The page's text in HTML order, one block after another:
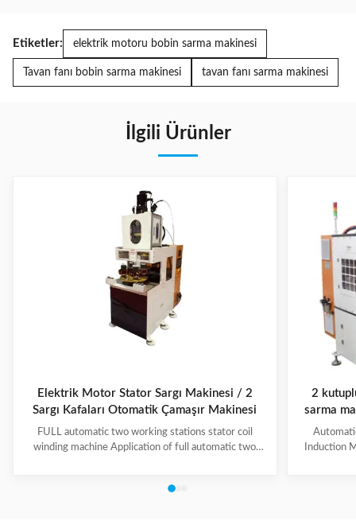
Etiketler: elektrik motoru bobin sarma makinesi
Tavan fanı bobin sarma makinesi tavan fanı sarma makinesi
İlgili Ürünler
Elektrik Motor Stator Sargı Makinesi / 2
Sargı Kafaları Otomatik Çamaşır Makinesi
FULL automatic two working stations stator coil
winding machine Application of full automatic two
poles, 4 poles and 6poles coils winding. 1. Main
2
sarma
Induction